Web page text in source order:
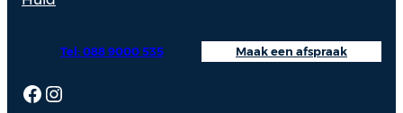
Facebook
Instagram
Maak een afspraak
Tel: 088 9000 535